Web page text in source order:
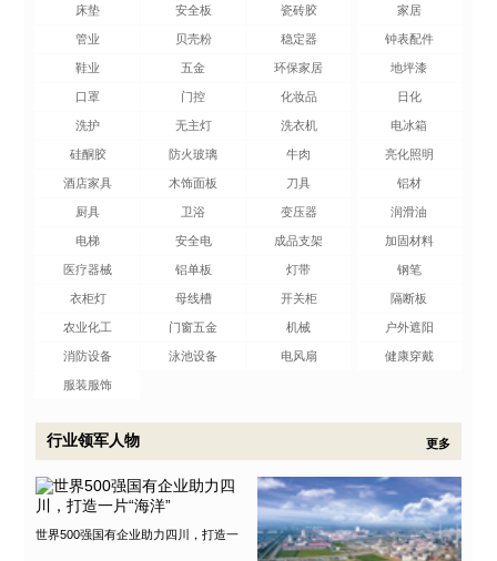
床垫 安全板 家居
瓷砖胶
管业 贝壳粉 钟表配件
稳定器
鞋业 五金 地坪漆
环保家居
口罩 门控 日化
化妆品
洗护 无主灯 电冰箱
洗衣机
硅酮胶 防火玻璃 亮化照明
牛肉
酒店家具 木饰面板 铝材
刀具
厨具 卫浴 润滑油
变压器
电梯 安全电 加固材料
成品支架
医疗器械 铝单板 钢笔
灯带
衣柜灯 母线槽 隔断板
开关柜
农业化工 门窗五金 户外遮阳
机械
消防设备 泳池设备 健康穿戴
电风扇
服装服饰
行业领军人物 更多
世界500强国有企业助力四川，打造一